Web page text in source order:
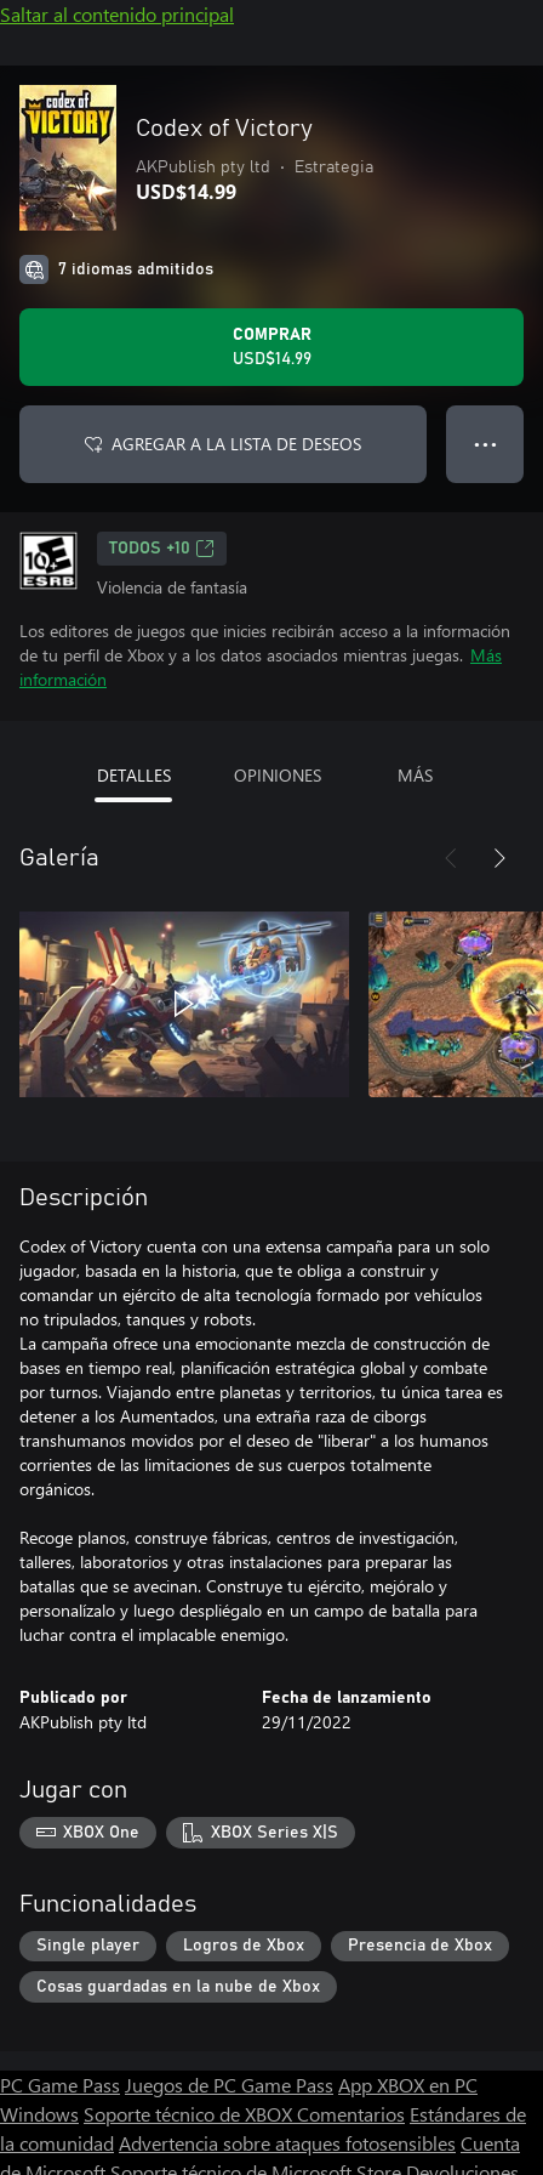
Saltar al contenido principal
Codex of Victory
AKPublish pty ltd • Estrategia
USD$14.99
7 idiomas admitidos
COMPRAR
USD$14.99
AGREGAR A LA LISTA DE DESEOS ● ● ●
TODOS +10
Violencia de fantasía
Los editores de juegos que inicies recibirán acceso a la información
de tu perfil de Xbox y a los datos asociados mientras juegas. Más
información
DETALLES OPINIONES MÁS
Galería
Descripción
Codex of Victory cuenta con una extensa campaña para un solo
jugador, basada en la historia, que te obliga a construir y
comandar un ejército de alta tecnología formado por vehículos
no tripulados, tanques y robots.
La campaña ofrece una emocionante mezcla de construcción de
bases en tiempo real, planificación estratégica global y combate
por turnos. Viajando entre planetas y territorios, tu única tarea es
detener a los Aumentados, una extraña raza de ciborgs
transhumanos movidos por el deseo de "liberar" a los humanos
corrientes de las limitaciones de sus cuerpos totalmente
orgánicos.
Recoge planos, construye fábricas, centros de investigación,
talleres, laboratorios y otras instalaciones para preparar las
batallas que se avecinan. Construye tu ejército, mejóralo y
personalízalo y luego despliégalo en un campo de batalla para
luchar contra el implacable enemigo.
Publicado por
AKPublish pty ltd
Fecha de lanzamiento
29/11/2022
Jugar con
XBOX One XBOX Series X|S
Funcionalidades
Single player Logros de Xbox Presencia de Xbox
Cosas guardadas en la nube de Xbox
PC Game Pass Juegos de PC Game Pass App XBOX en PC
Windows Soporte técnico de XBOXComentarios Estándares de
la comunidad Advertencia sobre ataques fotosensibles Cuenta